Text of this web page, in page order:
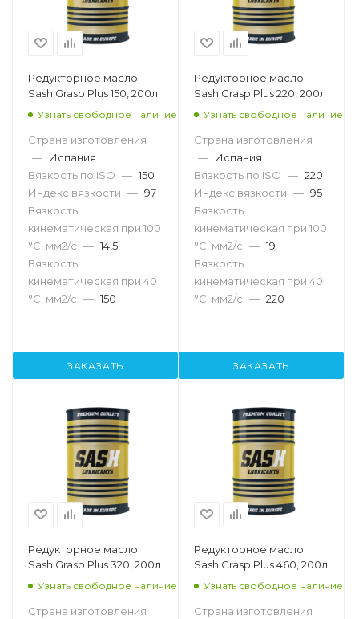
Редукторное масло
Sash Grasp Plus 150, 200л
Узнать свободное наличие
Страна изготовления
— Испания
Вязкость по ISO — 150
Индекс вязкости — 97
Вязкость
кинематическая при 100
°С, мм2/с — 14,5
Вязкость
кинематическая при 40
°С, мм2/с — 150
ЗАКАЗАТЬ
Редукторное масло
Sash Grasp Plus 220, 200л
Узнать свободное наличие
Страна изготовления
— Испания
Вязкость по ISO — 220
Индекс вязкости — 95
Вязкость
кинематическая при 100
°С, мм2/с — 19
Вязкость
кинематическая при 40
°С, мм2/с — 220
ЗАКАЗАТЬ
Редукторное масло
Sash Grasp Plus 320, 200л
Узнать свободное наличие
Страна изготовления
Редукторное масло
Sash Grasp Plus 460, 200л
Узнать свободное наличие
Страна изготовления